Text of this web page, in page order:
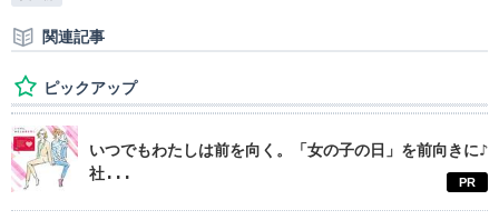
関連記事
ピックアップ
いつでもわたしは前を向く。「女の子の日」を前向きに♪
社...
PR